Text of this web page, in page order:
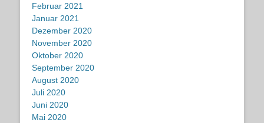
Februar 2021
Januar 2021
Dezember 2020
November 2020
Oktober 2020
September 2020
August 2020
Juli 2020
Juni 2020
Mai 2020